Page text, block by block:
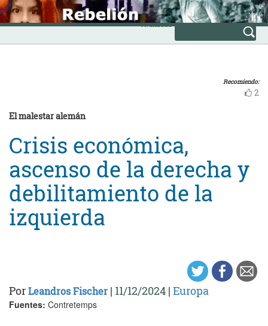
Skip
to
content
INICIO
Avanzada
Recomiendo:
2
El malestar alemán
Crisis económica,
ascenso de la derecha y
debilitamiento de la
izquierda
PorLeandros Fischer | 11/12/2024 | Europa
Fuentes: Contretemps